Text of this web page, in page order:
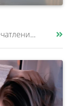
Некоторые пациенты производят впечатление очень надежных и собранных людей. Они много работают, стараются никого не подв......